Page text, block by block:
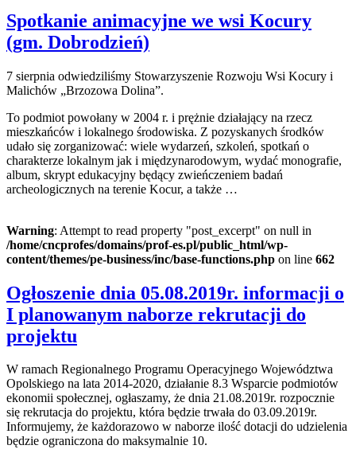
Spotkanie animacyjne we wsi Kocury
(gm. Dobrodzień)
7 sierpnia odwiedziliśmy Stowarzyszenie Rozwoju Wsi Kocury i
Malichów „Brzozowa Dolina”.
To podmiot powołany w 2004 r. i prężnie działający na rzecz
mieszkańców i lokalnego środowiska. Z pozyskanych środków
udało się zorganizować: wiele wydarzeń, szkoleń, spotkań o
charakterze lokalnym jak i międzynarodowym, wydać monografie,
album, skrypt edukacyjny będący zwieńczeniem badań
archeologicznych na terenie Kocur, a także …
Warning: Attempt to read property "post_excerpt" on null in
/home/cncprofes/domains/prof-es.pl/public_html/wp-
content/themes/pe-business/inc/base-functions.php on line 662
Ogłoszenie dnia 05.08.2019r. informacji o
I planowanym naborze rekrutacji do
projektu
W ramach Regionalnego Programu Operacyjnego Województwa
Opolskiego na lata 2014-2020, działanie 8.3 Wsparcie podmiotów
ekonomii społecznej, ogłaszamy, że dnia 21.08.2019r. rozpocznie
się rekrutacja do projektu, która będzie trwała do 03.09.2019r.
Informujemy, że każdorazowo w naborze ilość dotacji do udzielenia
będzie ograniczona do maksymalnie 10.